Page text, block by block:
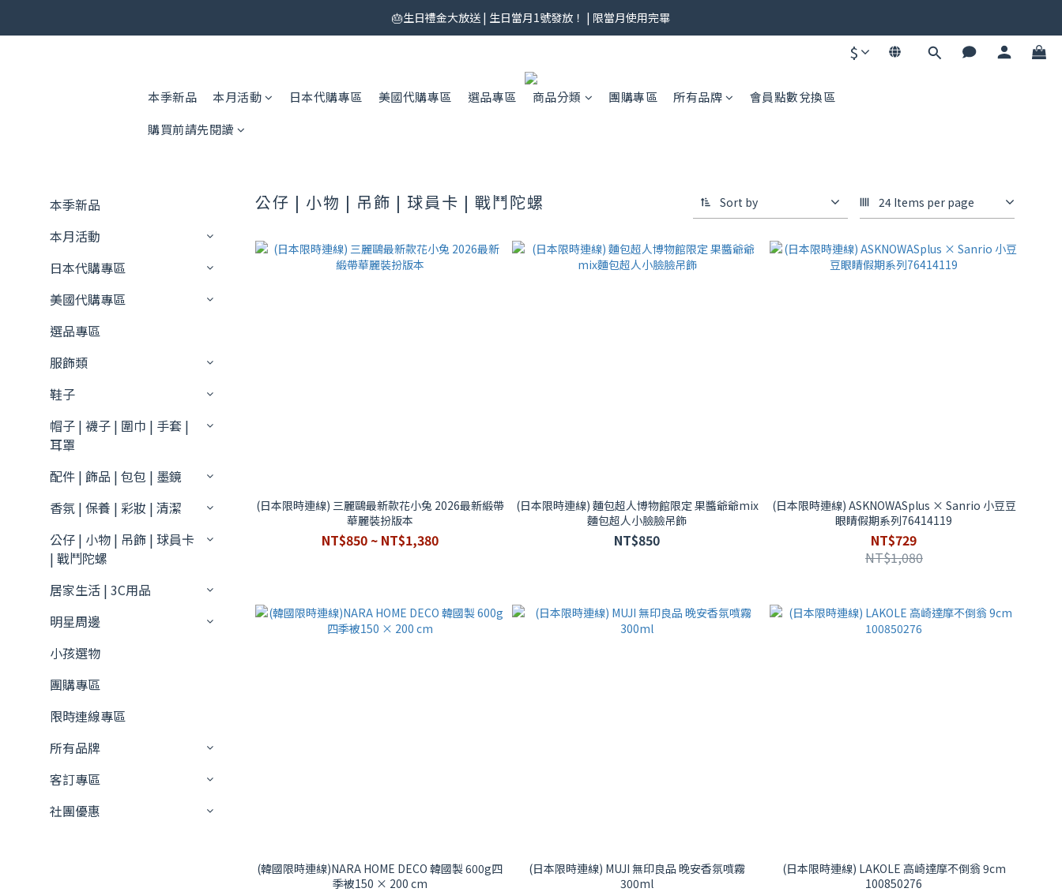
🎟️ 免運券來了！每月 25 號準時開搶｜$299／$999 各一張｜官網領券中心領，碼碼不同快去領！
🎟️ 免運券來了！每月 25 號準時開搶｜$299／$999 各一張｜官網領券中心領，碼碼不同快去領！
$
本季新品 本月活動 日本代購專區 美國代購專區 選品專區 商品分類 團購專區 所有品牌
會員點數兌換區
購買前請先閱讀
本季新品
本月活動
日本代購專區
美國代購專區
選品專區
服飾類
鞋子
帽子 | 襪子 | 圍巾 | 手套 |
耳罩
配件 | 飾品 | 包包 | 墨鏡
香氛 | 保養 | 彩妝 | 清潔
公仔 | 小物 | 吊飾 | 球員卡
| 戰鬥陀螺
居家生活 | 3C用品
明星周邊
小孩選物
團購專區
限時連線專區
所有品牌
客訂專區
社團優惠
公仔 | 小物 | 吊飾 | 球員卡 | 戰鬥陀螺 Sort by 24 Items per page
(日本限時連線) 三麗鷗最新款花小兔 2026最新緞帶
華麗裝扮版本
NT$850 ~ NT$1,380
(日本限時連線) 麵包超人博物館限定 果醬爺爺mix
麵包超人小臉臉吊飾
NT$850
(日本限時連線) ASKNOWASplus × Sanrio 小豆豆
眼睛假期系列76414119
NT$729
NT$1,080
(韓國限時連線)NARA HOME DECO 韓國製 600g四
季被150 × 200 cm
(日本限時連線) MUJI 無印良品 晚安香氛噴霧
300ml
(日本限時連線) LAKOLE 高崎達摩不倒翁 9cm
100850276